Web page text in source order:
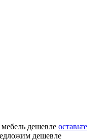
дешевле оставьте
дешевле